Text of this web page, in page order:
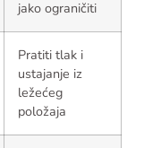
jako ograničiti
Pratiti tlak i
ustajanje iz
ležećeg
položaja